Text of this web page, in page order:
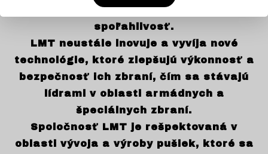
zabezpečuje ich dlhú životnosť a
spoľahlivosť.
LMT neustále inovuje a vyvíja nové
technológie, ktoré zlepšujú výkonnosť a
bezpečnosť ich zbraní, čím sa stávajú
lídrami v oblasti armádnych a
špeciálnych zbraní.
Spoločnosť LMT je rešpektovaná v
oblasti vývoja a výroby pušiek, ktoré sa